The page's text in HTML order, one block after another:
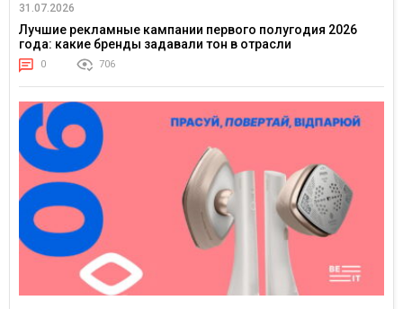
31.07.2026
Лучшие рекламные кампании первого полугодия 2026
года: какие бренды задавали тон в отрасли
0 706